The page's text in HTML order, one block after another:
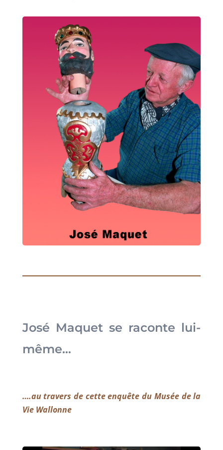
José Maquet se raconte lui-
même…
….au travers de cette enquête du Musée de la
Vie Wallonne